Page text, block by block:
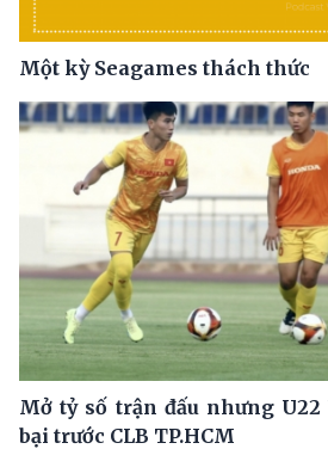
Một kỳ Seagames thách thức
Mở tỷ số trận đấu nhưng
bại trước CLB TP.HCM